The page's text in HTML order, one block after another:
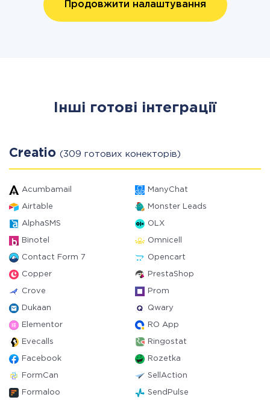
Продовжити налаштування
Інші готові інтеграції
Creatio (309 готових конекторів)
Acumbamail ManyChat
Airtable Monster Leads
AlphaSMS OLX
Binotel Omnicell
Contact Form 7 Opencart
Copper PrestaShop
Crove Prom
Dukaan Qwary
Elementor RO App
Evecalls Ringostat
Facebook Rozetka
FormCan SellAction
Formaloo SendPulse